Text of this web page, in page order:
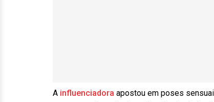
A influenciadora apostou em poses